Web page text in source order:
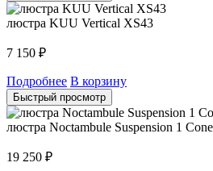
люстра KUU Vertical XS43
7 150 ₽
Подробнее В корзину
Быстрый просмотр
люстра Noctambule Suspension 1 Cone
19 250 ₽